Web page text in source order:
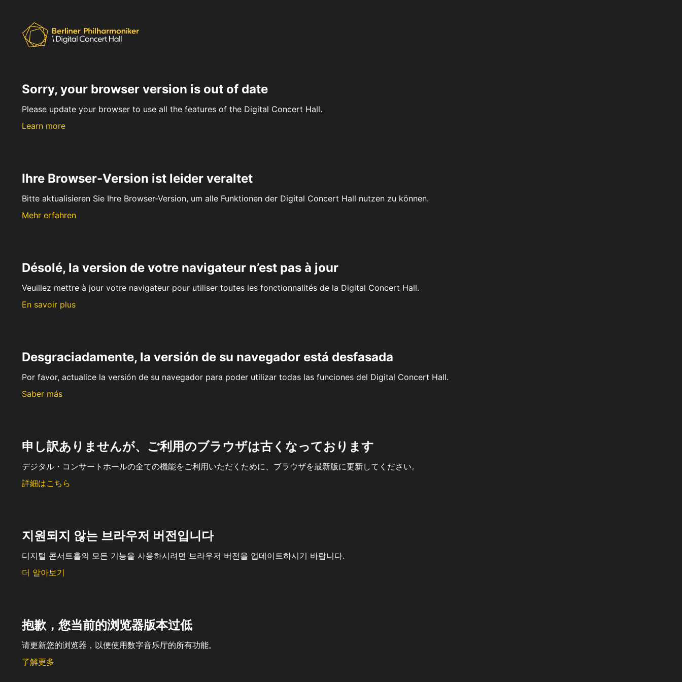
Sorry, your browser version is out of date
Please update your browser to use all the features of the Digital Concert Hall.
Learn more
Ihre Browser-Version ist leider veraltet
Bitte aktualisieren Sie Ihre Browser-Version, um alle Funktionen der Digital Concert Hall nutzen zu können.
Mehr erfahren
Désolé, la version de votre navigateur n’est pas à jour
Veuillez mettre à jour votre navigateur pour utiliser toutes les fonctionnalités de la Digital Concert Hall.
En savoir plus
Desgraciadamente, la versión de su navegador está desfasada
Por favor, actualice la versión de su navegador para poder utilizar todas las funciones del Digital Concert Hall.
Saber más
申し訳ありませんが、ご利用のブラウザは古くなっております
デジタル・コンサートホールの全ての機能をご利用いただくために、ブラウザを最新版に更新してください。
詳細はこちら
지원되지 않는 브라우저 버전입니다
디지털 콘서트홀의 모든 기능을 사용하시려면 브라우저 버전을 업데이트하시기 바랍니다.
더 알아보기
抱歉，您当前的浏览器版本过低
请更新您的浏览器，以便使用数字音乐厅的所有功能。
了解更多